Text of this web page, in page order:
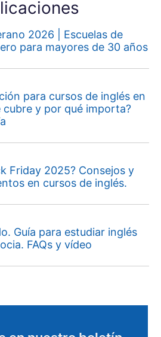
2026 | Escuelas de
para mayores de 30 años
para cursos de inglés en
cubre y por qué importa?
Friday 2025? Consejos y
en cursos de inglés.
Guía para estudiar inglés
FAQs y vídeo